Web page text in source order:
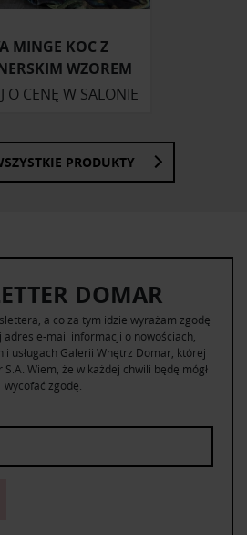
MINGE KOC Z
WZOREM
O CENĘ W SALONIE
PRODUKTY
DOMAR
a co za tym idzie wyrażam zgodę
adres e-mail informacji o nowościach,
usługach Galerii Wnętrz Domar, której
Wiem, że w każdej chwili będę mógł
wycofać zgodę.